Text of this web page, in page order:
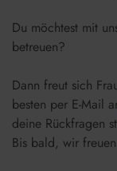
Du möchtest mit
betreuen?
Dann freut sich
besten per E-Mail
deine Rückfragen
Bis bald, wir